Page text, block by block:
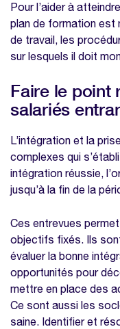
Pour l’aider à
plan de formation est
de travail, les
sur lesquels il doit
Faire le point
salariés
L’intégration et la
complexes qui
intégration réussie,
jusqu’à la fin de la
Ces entrevues
objectifs fixés. Ils
évaluer la bonne
opportunités pour
mettre en place des
Ce sont aussi les
saine. Identifier et